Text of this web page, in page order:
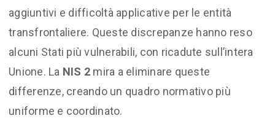
aggiuntivi e difficoltà applicative per le entità
transfrontaliere. Queste discrepanze hanno reso
alcuni Stati più vulnerabili, con ricadute sull’intera
Unione. La NIS 2 mira a eliminare queste
differenze, creando un quadro normativo più
uniforme e coordinato.